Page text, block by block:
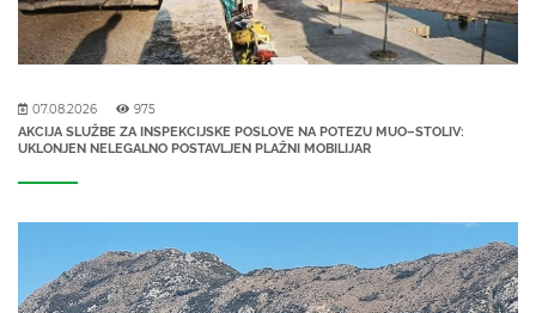
07.08.2026 975
AKCIJA SLUŽBE ZA INSPEKCIJSKE POSLOVE NA POTEZU MUO–STOLIV:
UKLONJEN NELEGALNO POSTAVLJEN PLAŽNI MOBILIJAR